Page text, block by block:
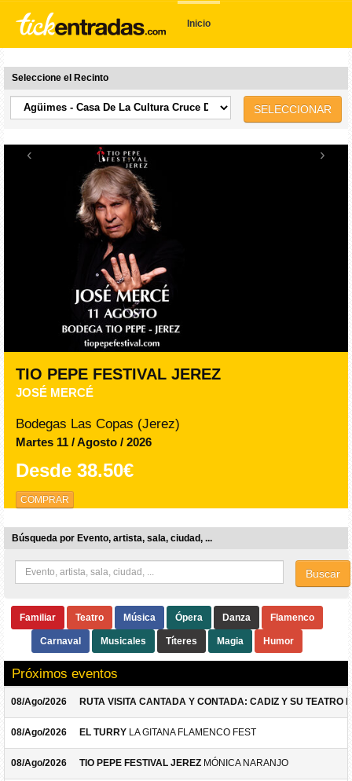
Inicio
Seleccione el Recinto
SELECCIONAR
‹ ›
TIO PEPE FESTIVAL JEREZ
JOSÉ MERCÉ
Bodegas Las Copas (Jerez)
Martes 11 / Agosto / 2026
Desde 38.50€
COMPRAR
Búsqueda por Evento, artista, sala, ciudad, ...
Buscar
Familiar Teatro Música Ópera Danza Flamenco
Carnaval Musicales Títeres Magia Humor
Próximos eventos
08/Ago/2026 RUTA VISITA CANTADA Y CONTADA: CADIZ Y SU TEATRO
08/Ago/2026 EL TURRY LA GITANA FLAMENCO FEST
08/Ago/2026 TIO PEPE FESTIVAL JEREZ MÓNICA NARANJO